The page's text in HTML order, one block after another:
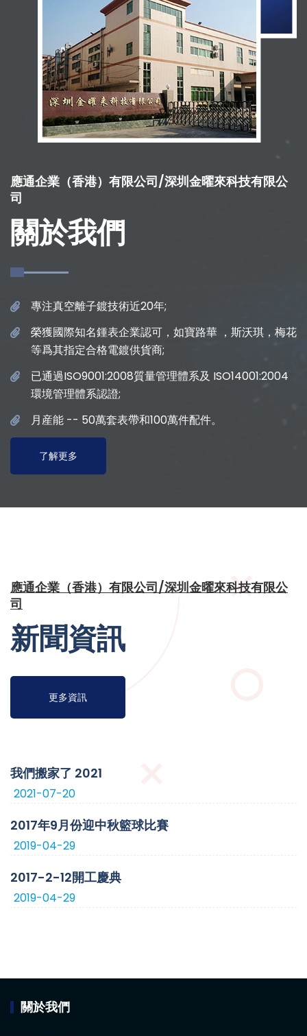
應通企業（香港）有限公司/深圳金曜來科技有限公
司
關於我們
專注真空離子鍍技術近20年;
榮獲國際知名鍾表企業認可，如寶路華 ，斯沃琪，梅花
等爲其指定合格電鍍供貨商;
已通過ISO9001:2008質量管理體系及 ISO14001:2004
環境管理體系認證;
月産能 -- 50萬套表帶和100萬件配件。
了解更多
應通企業（香港）有限公司/深圳金曜來科技有限公
司
新聞資訊
更多資訊
我們搬家了 2021
2021-07-20
2017年9月份迎中秋籃球比賽
2019-04-29
2017-2-12開工慶典
2019-04-29
關於我們